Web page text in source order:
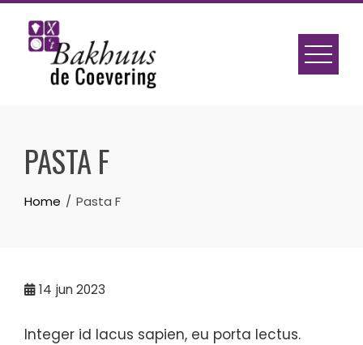
Skip
content
PASTA F
Home Pasta F
14 jun 2023
Integer id lacus sapien, eu porta lectus.